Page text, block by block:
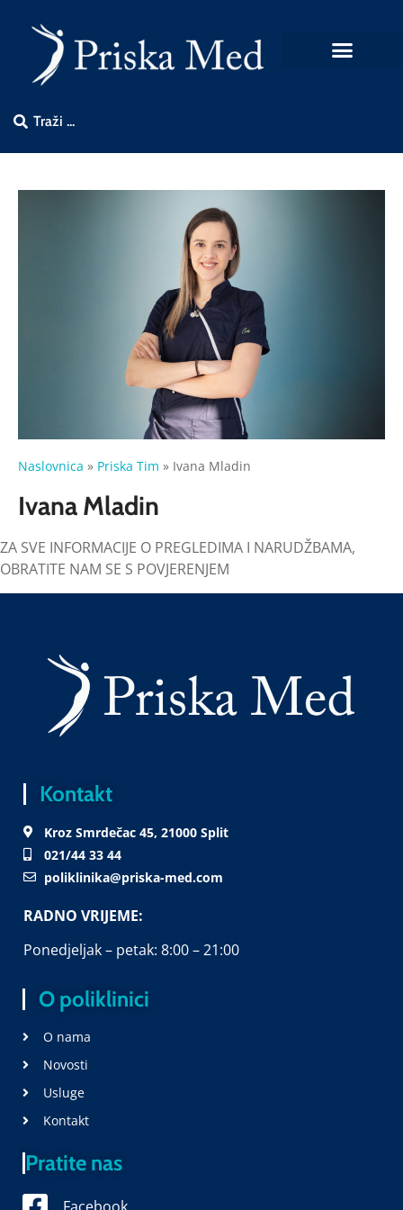
Naslovnica » Priska Tim » Ivana Mladin
Ivana Mladin
ZA SVE INFORMACIJE O PREGLEDIMA I NARUDŽBAMA,
OBRATITE NAM SE S POVJERENJEM
Kontakt
Kroz Smrdečac 45, 21000 Split
021/44 33 44
poliklinika@priska-med.com
RADNO VRIJEME:
Ponedjeljak – petak: 8:00 – 21:00
O poliklinici
O nama
Novosti
Usluge
Kontakt
Pratite nas